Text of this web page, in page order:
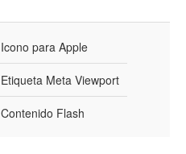
Icono para Apple
Etiqueta Meta Viewport
Contenido Flash